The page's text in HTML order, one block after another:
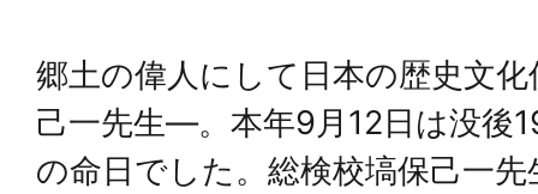
郷土の偉人にして日本の歴史文
己一先生―。本年9月12日は没後
の命日でした。総検校塙保己一